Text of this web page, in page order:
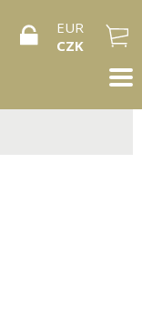
EUR
CZK